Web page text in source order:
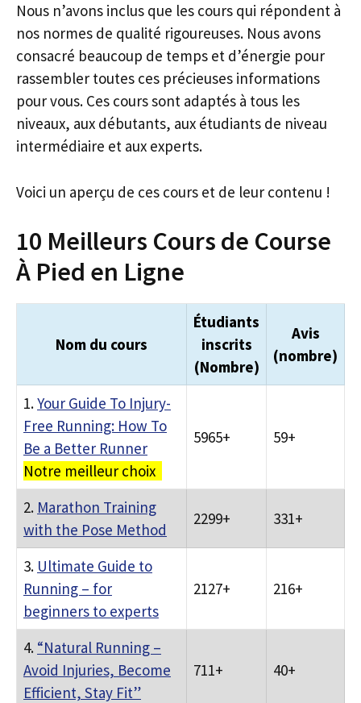
Nous n’avons inclus que les cours qui répondent à
nos normes de qualité rigoureuses. Nous avons
consacré beaucoup de temps et d’énergie pour
rassembler toutes ces précieuses informations
pour vous. Ces cours sont adaptés à tous les
niveaux, aux débutants, aux étudiants de niveau
intermédiaire et aux experts.
Voici un aperçu de ces cours et de leur contenu !
10 Meilleurs Cours de Course
À Pied en Ligne
Nom du cours
Étudiants
inscrits
(Nombre)
Avis
(nombre)
1.Your Guide To Injury-
Free Running: How To
Be a Better Runner
Notre meilleur choix
5965+ 59+
2. Marathon Training
with the Pose Method
2299+ 331+
3. Ultimate Guide to
Running – for
beginners to experts
2127+ 216+
4. “Natural Running –
Avoid Injuries, Become
Efficient, Stay Fit”
711+ 40+